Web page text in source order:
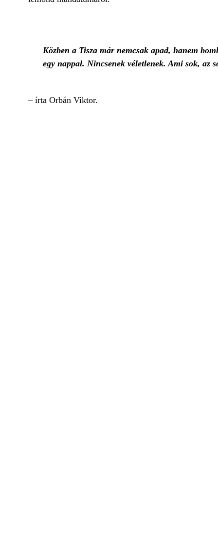
Közben a Tisza már nemcsak apad, hanem
egy nappal. Nincsenek véletlenek. Ami sok, az
– írta Orbán Viktor.